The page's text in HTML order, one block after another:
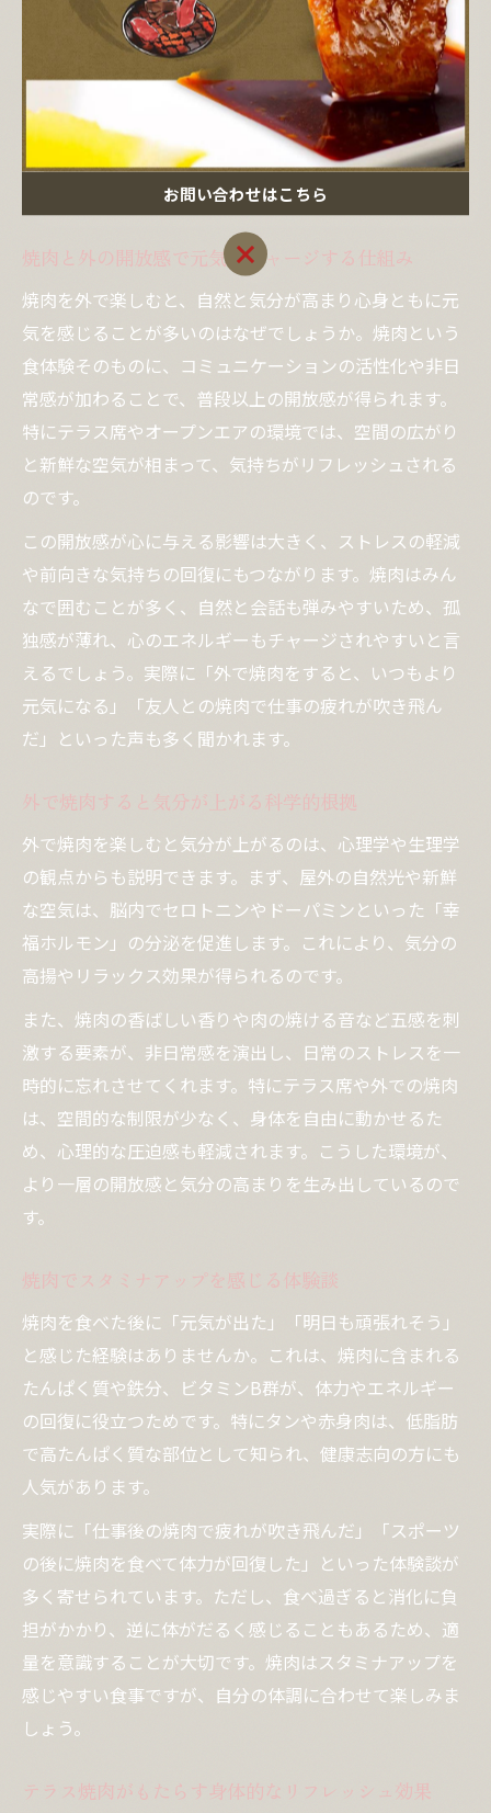
なった」などの感想が多く寄せられています。
外で味わう焼肉がもたらす元気の理
由
焼肉と外の開放感で元気をチャージする仕組み
焼肉を外で楽しむと、自然と気分が高まり心身ともに元
気を感じることが多いのはなぜでしょうか。焼肉という
食体験そのものに、コミュニケーションの活性化や非日
常感が加わることで、普段以上の開放感が得られます。
特にテラス席やオープンエアの環境では、空間の広がり
と新鮮な空気が相まって、気持ちがリフレッシュされる
のです。
この開放感が心に与える影響は大きく、ストレスの軽減
や前向きな気持ちの回復にもつながります。焼肉はみん
なで囲むことが多く、自然と会話も弾みやすいため、孤
独感が薄れ、心のエネルギーもチャージされやすいと言
えるでしょう。実際に「外で焼肉をすると、いつもより
元気になる」「友人との焼肉で仕事の疲れが吹き飛ん
だ」といった声も多く聞かれます。
外で焼肉すると気分が上がる科学的根拠
外で焼肉を楽しむと気分が上がるのは、心理学や生理学
の観点からも説明できます。まず、屋外の自然光や新鮮
な空気は、脳内でセロトニンやドーパミンといった「幸
福ホルモン」の分泌を促進します。これにより、気分の
高揚やリラックス効果が得られるのです。
また、焼肉の香ばしい香りや肉の焼ける音など五感を刺
激する要素が、非日常感を演出し、日常のストレスを一
時的に忘れさせてくれます。特にテラス席や外での焼肉
は、空間的な制限が少なく、身体を自由に動かせるた
め、心理的な圧迫感も軽減されます。こうした環境が、
より一層の開放感と気分の高まりを生み出しているので
す。
焼肉でスタミナアップを感じる体験談
焼肉を食べた後に「元気が出た」「明日も頑張れそう」
と感じた経験はありませんか。これは、焼肉に含まれる
たんぱく質や鉄分、ビタミンB群が、体力やエネルギー
の回復に役立つためです。特にタンや赤身肉は、低脂肪
で高たんぱく質な部位として知られ、健康志向の方にも
人気があります。
実際に「仕事後の焼肉で疲れが吹き飛んだ」「スポーツ
の後に焼肉を食べて体力が回復した」といった体験談が
多く寄せられています。ただし、食べ過ぎると消化に負
担がかかり、逆に体がだるく感じることもあるため、適
量を意識することが大切です。焼肉はスタミナアップを
感じやすい食事ですが、自分の体調に合わせて楽しみま
しょう。
テラス焼肉がもたらす身体的なリフレッシュ効果
お問い合わせはこちら
お問い合わせはこちら